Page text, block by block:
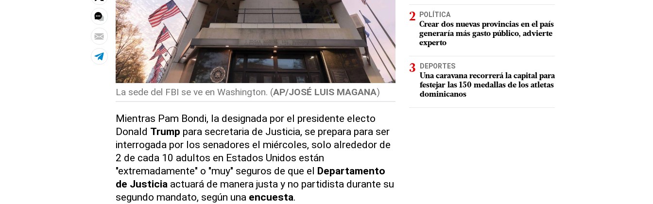
La sede del FBI se ve en Washington. (AP/JOSÉ LUIS MAGANA)
Mientras Pam Bondi, la designada por el presidente electo
Donald Trump para secretaria de Justicia, se prepara para ser
interrogada por los senadores el miércoles, solo alrededor de
2 de cada 10 adultos en Estados Unidos están
"extremadamente" o "muy" seguros de que el Departamento
de Justiciaactuará de manera justa y no partidista durante su
segundo mandato, según una encuesta.
POLÍTICA
Crear dos nuevas provincias en el país
generaría más gasto público, advierte
experto
DEPORTES
Una caravana recorrerá la capital para
festejar las 150 medallas de los atletas
dominicanos